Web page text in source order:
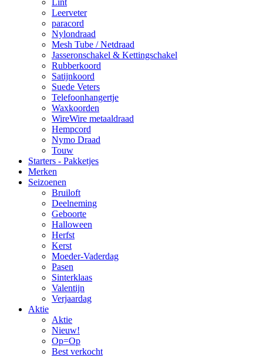
Lint
Leerveter
paracord
Nylondraad
Mesh Tube / Netdraad
Jasseronschakel & Kettingschakel
Rubberkoord
Satijnkoord
Suede Veters
Telefoonhangertje
Waxkoorden
WireWire metaaldraad
Hempcord
Nymo Draad
Touw
Starters - Pakketjes
Merken
Seizoenen
Bruiloft
Deelneming
Geboorte
Halloween
Herfst
Kerst
Moeder-Vaderdag
Pasen
Sinterklaas
Valentijn
Verjaardag
Aktie
Aktie
Nieuw!
Op=Op
Best verkocht